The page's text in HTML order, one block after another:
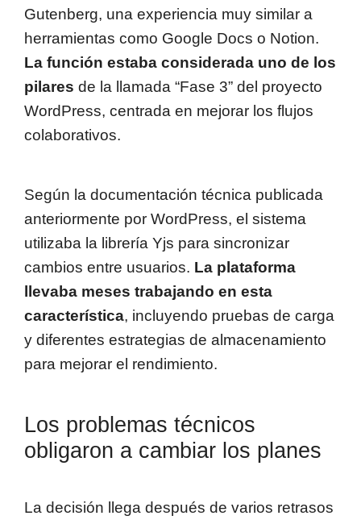
Gutenberg, una experiencia muy similar a
herramientas como Google Docs o Notion.
La función estaba considerada uno de los
pilares de la llamada “Fase 3” del proyecto
WordPress, centrada en mejorar los flujos
colaborativos.
Según la documentación técnica publicada
anteriormente por WordPress, el sistema
utilizaba la librería Yjs para sincronizar
cambios entre usuarios. La plataforma
llevaba meses trabajando en esta
característica, incluyendo pruebas de carga
y diferentes estrategias de almacenamiento
para mejorar el rendimiento.
Los problemas técnicos
obligaron a cambiar los planes
La decisión llega después de varios retrasos